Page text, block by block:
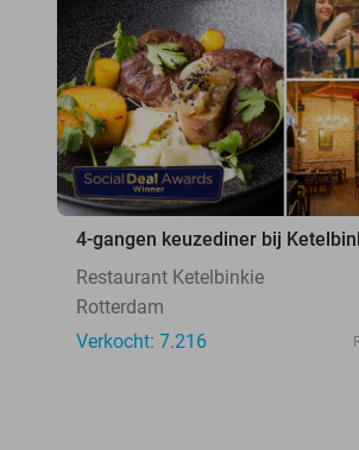
4-gangen keuzediner bij
Restaurant Ketelbinkie
Rotterdam
Verkocht: 7.216